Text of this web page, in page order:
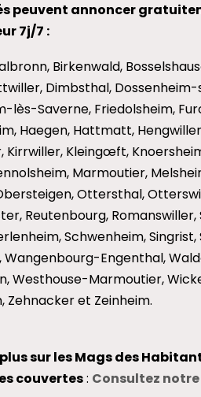
peuvent annoncer
7j/7 :
Birkenwald,
Dimbsthal, Dossenheim-
lès-Saverne, Friedolsheim,
Haegen, Hattmatt,
Kirrwiller, Kleingœft,
Marmoutier,
Ottersthal,
Reutenbourg,
Schwenheim,
Engenthal,
Westhouse-Marmoutier,
Zehnacker et Zeinheim.
sur les Mags des
couvertes: Consultez